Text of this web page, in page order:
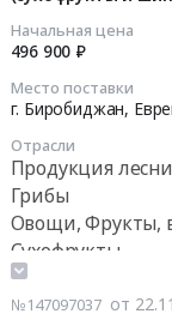
Начальная цена
496 900 ₽
Место поставки
г. Биробиджан,
Отрасли
Продукция
Грибы
Овощи, Фрукты,
Сухофрукты
№147097037 от